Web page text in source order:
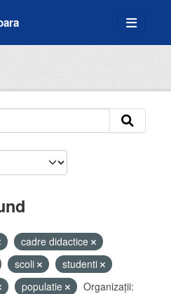
cadre didactice
scoli
studenti
populatie
Organizații: